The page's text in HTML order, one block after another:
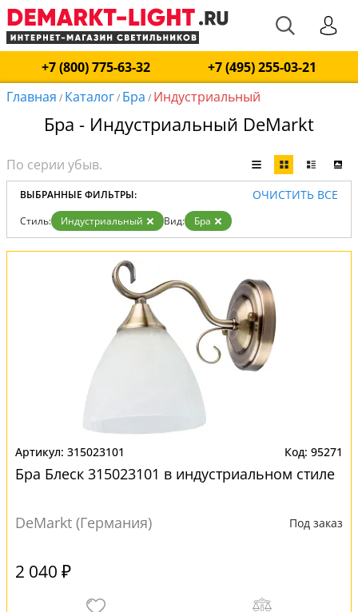
+7 (800) 775-63-32
+7 (495) 255-03-21
Главная / Каталог/ Бра / Индустриальный
Бра - Индустриальный DeMarkt
ВЫБРАННЫЕ ФИЛЬТРЫ: ОЧИСТИТЬ ВСЕ
Стиль: Индустриальный Вид: Бра
315023101 95271
Бра Блеск 315023101 в индустриальном стиле
DeMarkt (Германия) Под заказ
2 040 ₽